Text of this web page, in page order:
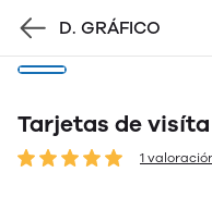
D. GRÁFICO
Tarjetas de visíta
1